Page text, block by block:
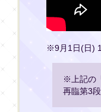
※9月1日(日)
※上記の
再臨第3